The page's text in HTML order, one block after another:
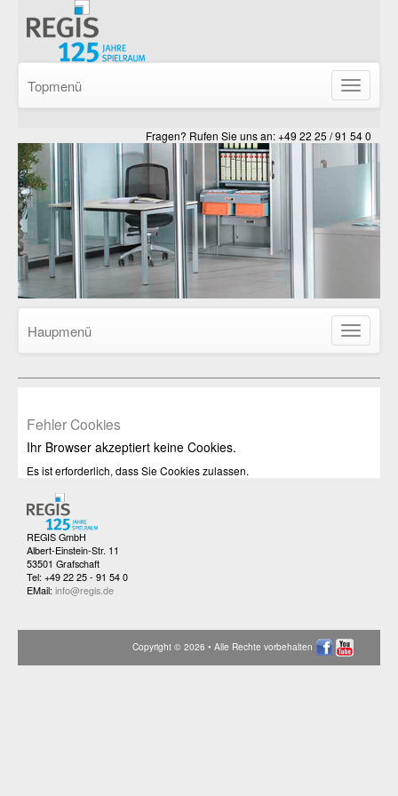
ein-/
Topmenü
Fragen? Rufen Sie uns an: +49 22 25 / 91 54 0
ein-/
Haupmenü
Fehler Cookies
Ihr Browser akzeptiert keine Cookies.
Es ist erforderlich, dass Sie Cookies zulassen.
REGIS GmbH
Albert-Einstein-Str. 11
53501 Grafschaft
Tel: +49 22 25 - 91 54 0
EMail: info@regis.de
Copyright © 2026 • Alle Rechte vorbehalten